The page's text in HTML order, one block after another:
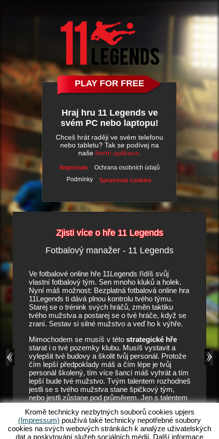
PLAY FOR FREE
Hraj hru 11 Legends ve
svém PC nebo laptopu!
Chceš hrát raději ve svém telefonu
nebo tabletu? Tak se podívej na
naše herní aplikace
Impresum
Ochrana osobních údajů
Podmínky
Spravovat cookies
Zjisti více o hře 11 Legends
v této
využije
Ale
Fotbalový manažer - 11 Legends
Ve fotbalové online hře 11Legends řídíš svůj
vlastní fotbalový tým. Sen mnoho kluků a holek.
Nyní máš možnost: Bezplatná fotbalová online hra
11Legends ti dává plnou kontrolu tvého týmu.
Starej se o trénink svých hráčů, změn taktiku
tvého mužstva a postarej se o tvé hráče, když se
zraní. Sestav si silné mužstvo a veď ho k výhře.
Mimochodem se musíš v této strategické hře
starat i o tvé pozemky klubu. Musíš vystavit a
vylepšit tvé budovy a školit tvůj personál. Protože
čím lepší předpoklady máš a čím lépe je tvůj
personál školený, tím více šancí máš vyhrát a tím
lepší bude tvé mužstvo. Tvým talentem rozhodneš
jestli se s tvého mužstva stane špičkový tým,
nebo jestli zůstane pod průměrem. Jen s talentem
tuto bezplatnou a zábavnou fotbalovou online hru!
Objev nový svět v 11Legends a splň tvé sny o
svém vlastním fotbalovém týmu.
Je to
skoro
velkou
Vedení
klub
zápasy.
můžeš
zajistit
Kromě technicky nezbytných souborů cookies upjers
(Impressum) používá také technicky nepotřebné soubory
cookies na svých webových stránkách k analýze uživatelských
dat a poskytování služeb sociálních médií. Další informace